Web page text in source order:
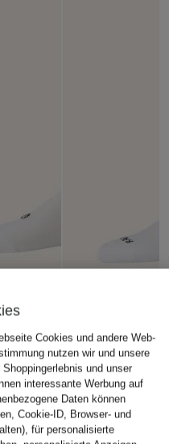
Rapha
Radsocken PRO
TEAM
Cookies und andere Web-
nutzen wir und unsere
und unser
interessante Werbung auf
Daten können
Cookie-ID, Browser- und
für personalisierte